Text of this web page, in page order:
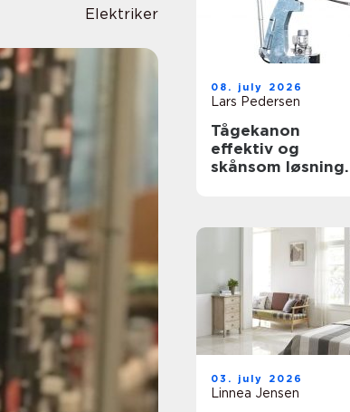
Elektriker
08. july 2026
Lars Pedersen
Tågekanon
effektiv og
skånsom løsning
03. july 2026
Linnea Jensen